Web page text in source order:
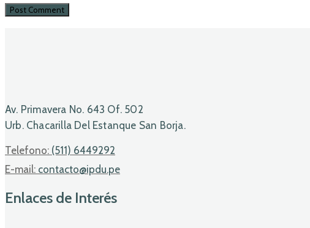
Av. Primavera No. 643 Of. 502
Urb. Chacarilla Del Estanque San Borja.
Telefono: (511) 6449292
E-mail: contacto@ipdu.pe
Enlaces de Interés